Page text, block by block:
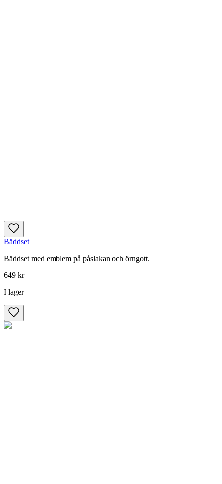
Bäddset
Bäddset med emblem på påslakan och örngott.
649 kr
I lager